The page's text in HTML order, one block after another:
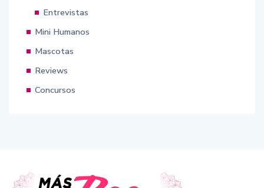
Entrevistas
Mini Humanos
Mascotas
Reviews
Concursos